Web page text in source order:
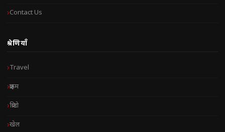
Contact Us
श्रेणियाँ
Travel
क्राइम
क्रिप्टो
खेल